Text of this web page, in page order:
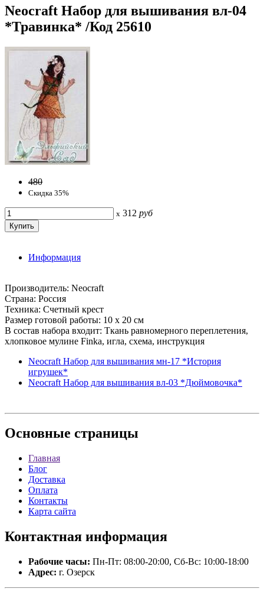
Neocraft Набор для вышивания вл-04
*Травинка* /Код 25610
480
Скидка 35%
x 312 руб
Информация
Производитель: Neocraft
Страна: Россия
Техника: Счетный крест
Размер готовой работы: 10 х 20 см
В состав набора входит: Ткань равномерного переплетения,
хлопковое мулине Finka, игла, схема, инструкция
Neocraft Набор для вышивания мн-17 *История
игрушек*
Neocraft Набор для вышивания вл-03 *Дюймовочка*
Основные страницы
Главная
Блог
Доставка
Оплата
Контакты
Карта сайта
Контактная информация
Рабочие часы: Пн-Пт: 08:00-20:00, Сб-Вс: 10:00-18:00
Адрес: г. Озерск